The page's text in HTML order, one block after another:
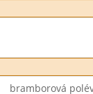
bramborová